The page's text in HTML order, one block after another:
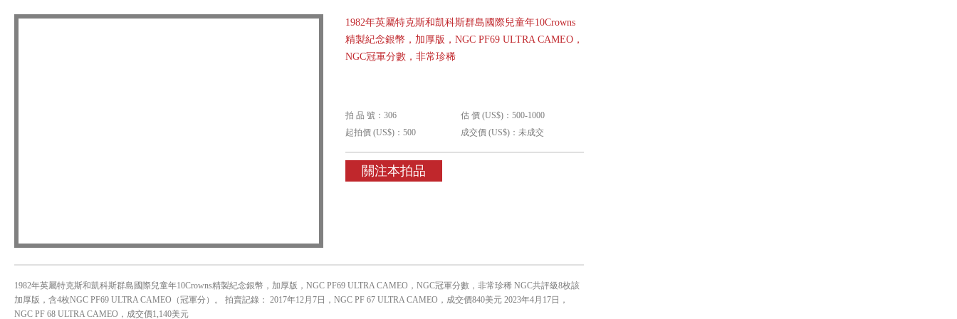
1982年英屬特克斯和凱科斯群島國際兒童年10Crowns
精製紀念銀幣，加厚版，NGC PF69 ULTRA CAMEO，
NGC冠軍分數，非常珍稀
拍 品 號：306
估 價 (US$)：500-1000
起拍價 (US$)：500
成交價 (US$)：未成交
關注本拍品
1982年英屬特克斯和凱科斯群島國際兒童年10Crowns精製紀念銀幣，加厚版，NGC PF69 ULTRA CAMEO，NGC冠軍分數，非常珍稀 NGC共評級8枚該
加厚版，含4枚NGC PF69 ULTRA CAMEO（冠軍分）。 拍賣記錄： 2017年12月7日，NGC PF 67 ULTRA CAMEO，成交價840美元 2023年4月17日，
NGC PF 68 ULTRA CAMEO，成交價1,140美元